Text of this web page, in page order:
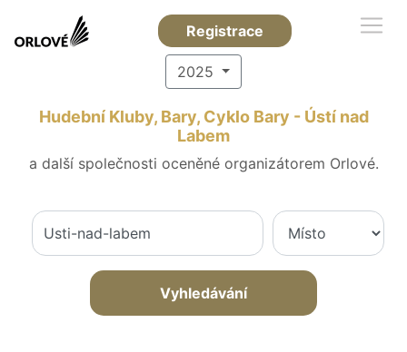
Registrace
2025
Hudební Kluby, Bary, Cyklo Bary - Ústí nad
Labem
a další společnosti oceněné organizátorem Orlové.
Vyhledávání